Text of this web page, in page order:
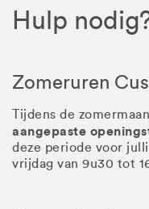
Hulp
Zomeruren
Tijdens de
aangepaste
deze periode voor
vrijdag van 9u30 tot